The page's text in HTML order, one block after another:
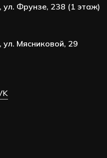
ул. Фрунзе, 238 (1 этаж)
ул. Мясниковой, 29